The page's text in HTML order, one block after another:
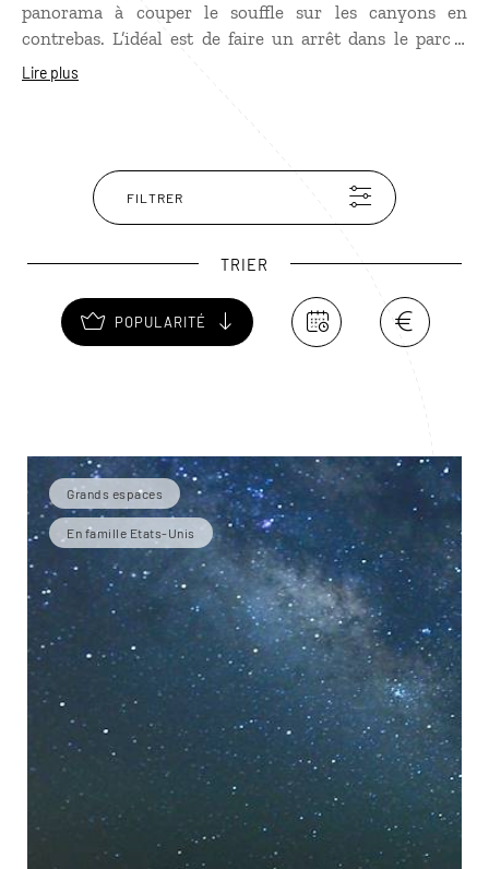
panorama à couper le souffle sur les canyons en
contrebas. L’idéal est de faire un arrêt dans le parc à
l’aube ou au coucher du soleil quand la roche
aux couleurs bleu-vert s’illuminant au soleil.
Lire plus
FILTRER
TRIER
POPULARITÉ
Grands espaces
En famille Etats-Unis